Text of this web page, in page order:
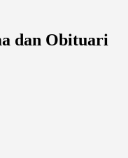
dan Obituari